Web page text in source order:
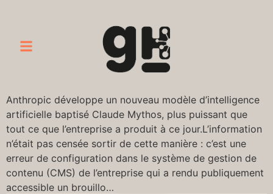
Anthropic développe un nouveau modèle d’intelligence
artificielle baptisé Claude Mythos, plus puissant que
tout ce que l’entreprise a produit à ce jour.L’information
n’était pas censée sortir de cette manière : c’est une
erreur de configuration dans le système de gestion de
contenu (CMS) de l’entreprise qui a rendu publiquement
accessible un brouillo…